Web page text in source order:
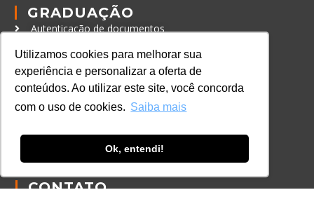
Utilizamos cookies para melhorar sua
experiência e personalizar a oferta de
conteúdos. Ao utilizar este site, você concorda
com o uso de cookies. Saiba mais
Ok, entendi!
GRADUAÇÃO
Autenticação de documentos
CURSOS, EVENTOS E
CERTIFICAÇÕES
Online
In Company
Eventos
CONTATO